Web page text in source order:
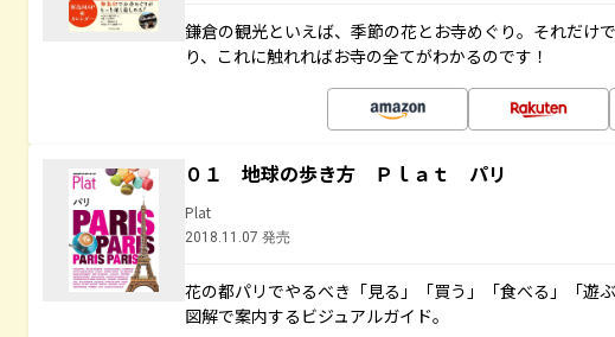
鎌倉の観光といえば、季節の花とお寺めぐり。それだけ
り、これに触れればお寺の全てがわかるのです！
０１ 地球の歩き方 Ｐｌａｔ パリ
Plat
2018.11.07 発売
花の都パリでやるべき「見る」「買う」「食べる」「遊
図解で案内するビジュアルガイド。